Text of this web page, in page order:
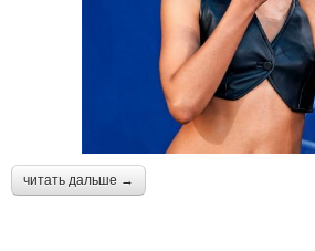
читать дальше →